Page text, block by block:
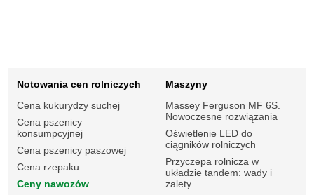
Notowania cen rolniczych
Cena kukurydzy suchej
Cena pszenicy
konsumpcyjnej
Cena pszenicy paszowej
Cena rzepaku
Ceny nawozów
Maszyny
Massey Ferguson MF 6S.
Nowoczesne rozwiązania
Oświetlenie LED do
ciągników rolniczych
Przyczepa rolnicza w
układzie tandem: wady i
zalety